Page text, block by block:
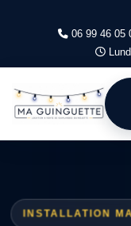
06 99 46 05
INSTALLATION